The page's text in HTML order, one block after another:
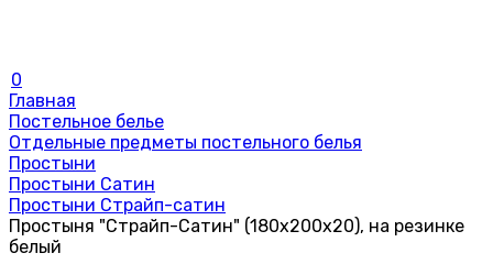
0
Главная
Постельное белье
Отдельные предметы постельного белья
Простыни
Простыни Сатин
Простыни Страйп-сатин
Простыня "Страйп-Сатин" (180х200х20), на резинке
белый